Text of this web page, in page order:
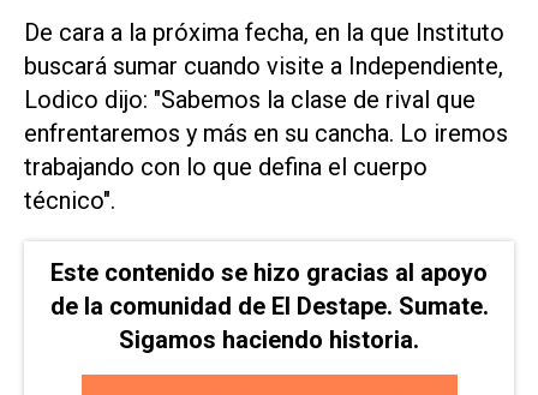
De cara a la próxima fecha, en la que Instituto
buscará sumar cuando visite a Independiente,
Lodico dijo: "Sabemos la clase de rival que
enfrentaremos y más en su cancha. Lo iremos
trabajando con lo que defina el cuerpo
técnico".
Este contenido se hizo gracias al apoyo
de la comunidad de El Destape. Sumate.
Sigamos haciendo historia.